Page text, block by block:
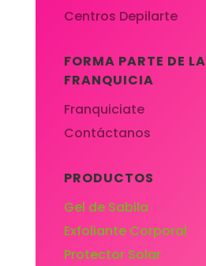
Centros Depilarte
FORMA PARTE DE LA
FRANQUICIA
Franquiciate
Contáctanos
PRODUCTOS
Gel de Sabila
Exfoliante Corporal
Protector Solar